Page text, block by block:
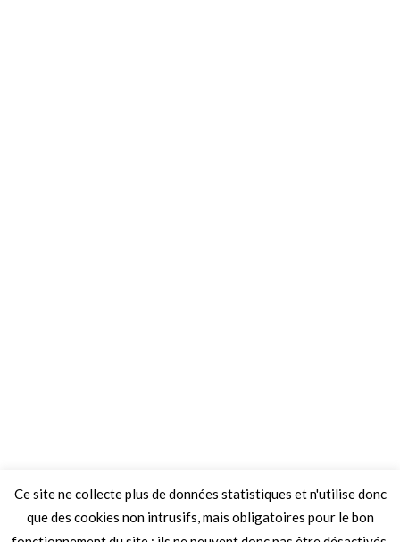
Ce site ne collecte plus de données statistiques et n'utilise donc
que des cookies non intrusifs, mais obligatoires pour le bon